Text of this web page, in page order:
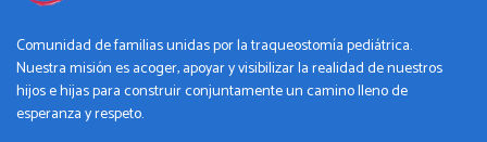
Comunidad de familias unidas por la traqueostomía pediátrica.
Nuestra misión es acoger, apoyar y visibilizar la realidad de nuestros
hijos e hijas para construir conjuntamente un camino lleno de
esperanza y respeto.